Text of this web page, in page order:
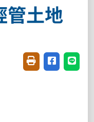
管土地
友善列印(開新視
分享至臉書
分享